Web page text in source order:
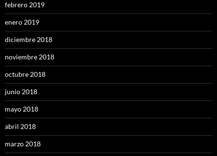
febrero 2019
enero 2019
diciembre 2018
noviembre 2018
octubre 2018
junio 2018
mayo 2018
abril 2018
marzo 2018